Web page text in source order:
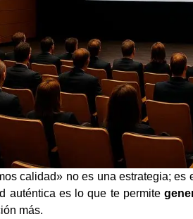
calidad» no es una estrategia;
auténtica es lo que te permite
más.